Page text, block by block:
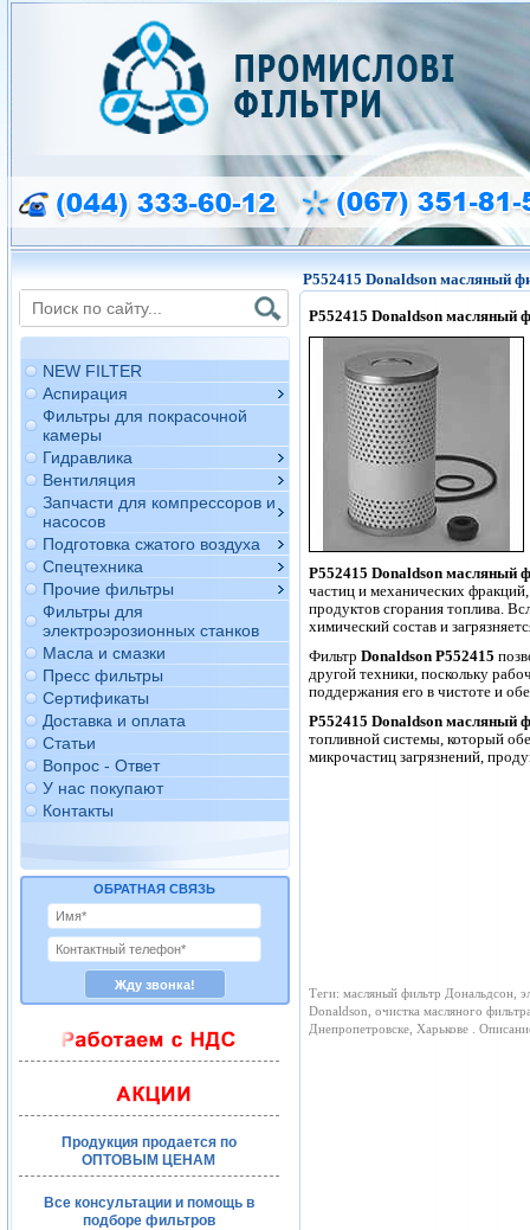
NEW FILTER
Аспирация
Фильтры для покрасочной
камеры
Гидравлика
Вентиляция
Запчасти для компрессоров и
насосов
Подготовка сжатого воздуха
Спецтехника
Прочие фильтры
Фильтры для
электроэрозионных станков
Масла и смазки
Пресс фильтры
Сертификаты
Доставка и оплата
Статьи
Вопрос - Ответ
У нас покупают
Контакты
ОБРАТНАЯ СВЯЗЬ
Продукция продается по
ОПТОВЫМ ЦЕНАМ
Все консультации и помощь в
подборе фильтров
P552415 Donaldson масляный
P552415 Donaldson масляный
P552415 Donaldson масляный
частиц и механических
продуктов сгорания топлива.
химический состав и
Фильтр Donaldson P552415
другой техники, поскольку
поддержания его в чистоте и
P552415 Donaldson масляный
топливной системы, который
микрочастиц загрязнений,
Теги: масляный фильтр Дональдсон,
Donaldson, очистка масляного
Днепропетровске, Харькове .